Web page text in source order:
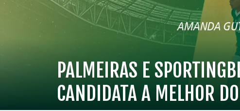
PALMEIRAS E
CANDIDATA A MELHOR